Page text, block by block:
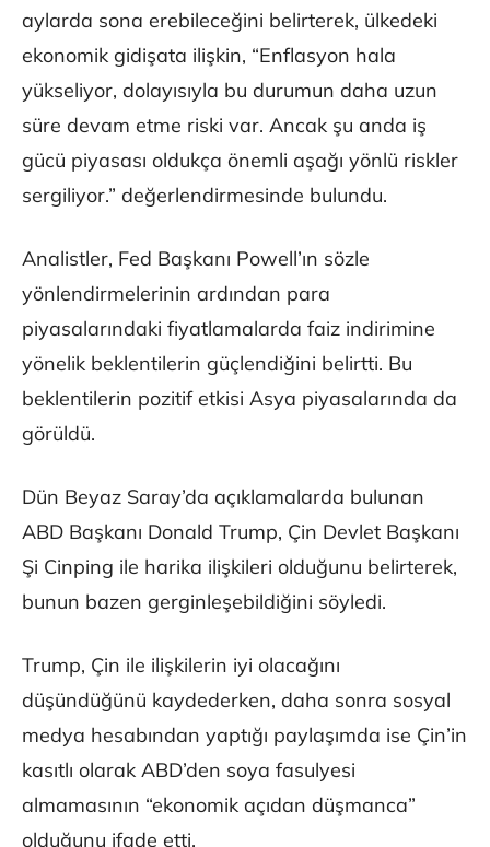
aylarda sona erebileceğini belirterek, ülkedeki
ekonomik gidişata ilişkin, “Enflasyon hala
yükseliyor, dolayısıyla bu durumun daha uzun
süre devam etme riski var. Ancak şu anda iş
gücü piyasası oldukça önemli aşağı yönlü riskler
sergiliyor.” değerlendirmesinde bulundu.
Analistler, Fed Başkanı Powell’ın sözle
yönlendirmelerinin ardından para
piyasalarındaki fiyatlamalarda faiz indirimine
yönelik beklentilerin güçlendiğini belirtti. Bu
beklentilerin pozitif etkisi Asya piyasalarında da
görüldü.
Dün Beyaz Saray’da açıklamalarda bulunan
ABD Başkanı Donald Trump, Çin Devlet Başkanı
Şi Cinping ile harika ilişkileri olduğunu belirterek,
bunun bazen gerginleşebildiğini söyledi.
Trump, Çin ile ilişkilerin iyi olacağını
düşündüğünü kaydederken, daha sonra sosyal
medya hesabından yaptığı paylaşımda ise Çin’in
kasıtlı olarak ABD’den soya fasulyesi
almamasının “ekonomik açıdan düşmanca”
olduğunu ifade etti.